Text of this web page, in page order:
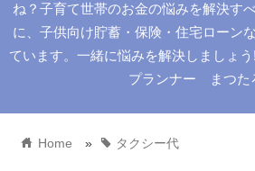
ね？子育て世帯のお金の悩みを解決す
に、子供向け貯蓄・保険・住宅ローン
ています。一緒に悩みを解決しましょ
プランナー まつた
home Home » tag タクシー代